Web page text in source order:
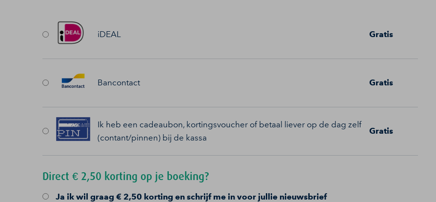
iDEAL Gratis
Bancontact Gratis
Ik heb een cadeaubon, kortingsvoucher of betaal liever op de dag zelf
(contant/pinnen) bij de kassa
Gratis
Direct € 2,50 korting op je boeking?
Ja ik wil graag € 2,50 korting en schrijf me in voor jullie nieuwsbrief